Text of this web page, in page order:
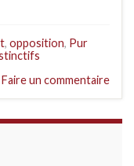
, opposition, Pur
Faire un commentaire